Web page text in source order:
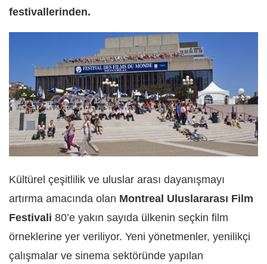
festivallerinden.
Kültürel çeşitlilik ve uluslar arası dayanışmayı
artırma amacında olan Montreal Uluslararası Film
Festivali 80’e yakın sayıda ülkenin seçkin film
örneklerine yer veriliyor. Yeni yönetmenler, yenilikçi
çalışmalar ve sinema sektöründe yapılan